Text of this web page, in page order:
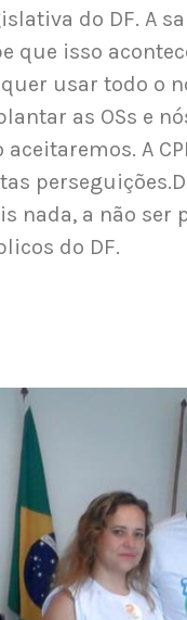
do DF. A
que isso
usar todo o
as OSs e
aceitaremos. A
nada, a não ser
do DF.